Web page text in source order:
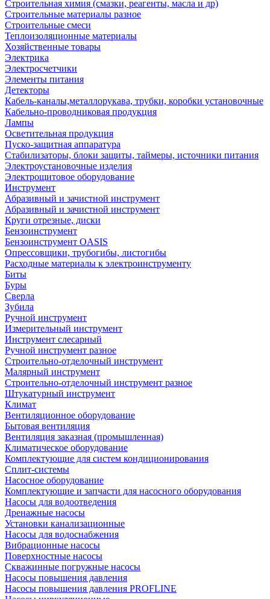
Строительная химия (смазки, реагенты, масла и др)
Строительные материалы разное
Строительные смеси
Теплоизоляционные материалы
Хозяйственные товары
Электрика
Электросчетчики
Элементы питания
Детекторы
Кабель-каналы,металлорукава, трубки, коробки установочные
Кабельно-проводниковая продукция
Лампы
Осветительная продукция
Пуско-защитная аппаратура
Стабилизаторы, блоки защиты, таймеры, источники питания
Электроустановочные изделия
Электрощитовое оборудование
Инструмент
Абразивный и зачистной инструмент
Абразивный и зачистной инструмент
Круги отрезные, диски
Бензоинструмент
Бензоинструмент OASIS
Опрессовщики, трубогибы, листогибы
Расходные материалы к электроинструменту
Биты
Буры
Сверла
Зубила
Ручной инструмент
Измерительный инструмент
Инструмент слесарный
Ручной инструмент разное
Строительно-отделочный инструмент
Малярный инструмент
Строительно-отделочный инструмент разное
Штукатурный инструмент
Климат
Вентиляционное оборудование
Бытовая вентиляция
Вентиляция заказная (промышленная)
Климатическое оборудование
Комплектующие для систем кондиционирования
Сплит-системы
Насосное оборудование
Комплектующие и запчасти для насосного оборудования
Насосы для водоотведения
Дренажные насосы
Установки канализационные
Насосы для водоснабжения
Вибрационные насосы
Поверхностные насосы
Скважинные погружные насосы
Насосы повышения давления
Насосы повышения давления PROFLINE